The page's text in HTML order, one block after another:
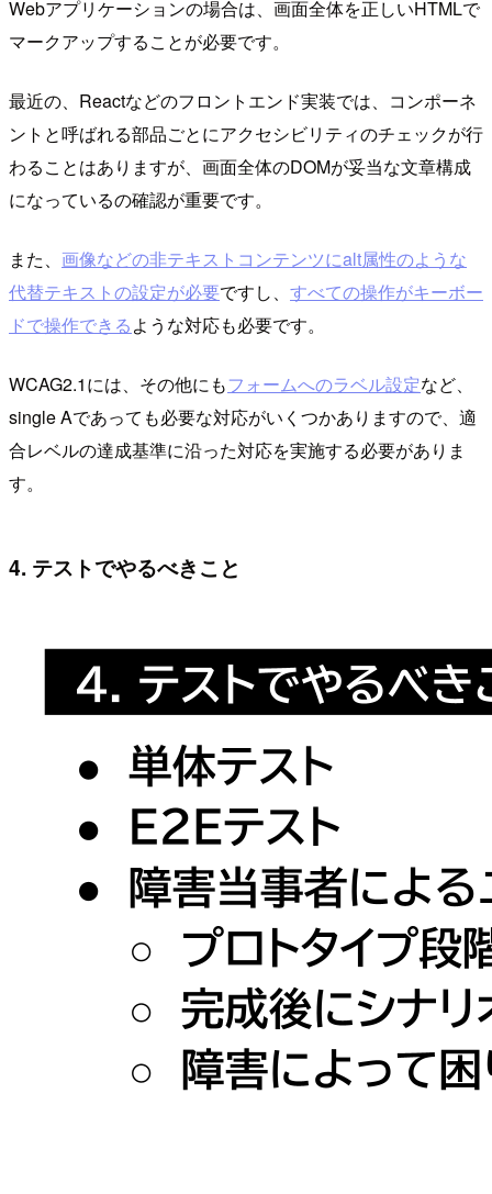
Webアプリケーションの場合は、画面全体を正しいHTMLで
マークアップすることが必要です。
最近の、Reactなどのフロントエンド実装では、コンポーネ
ントと呼ばれる部品ごとにアクセシビリティのチェックが行
わることはありますが、画面全体のDOMが妥当な文章構成
になっているの確認が重要です。
また、 画像などの非テキストコンテンツにalt属性のような
代替テキストの設定が必要ですし、 すべての操作がキーボー
ドで操作できるような対応も必要です。
WCAG2.1には、その他にもフォームへのラベル設定など、
single Aであっても必要な対応がいくつかありますので、適
合レベルの達成基準に沿った対応を実施する必要がありま
す。
4. テストでやるべきこと